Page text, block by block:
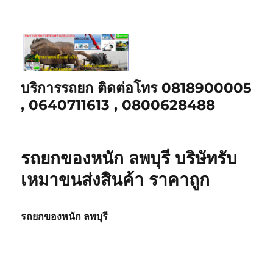
บริการรถยก ติดต่อโทร 0818900005
, 0640711613 , 0800628488
รถยกของหนัก ลพบุรี บริษัทรับ
เหมาขนส่งสินค้า ราคาถูก
รถยกของหนัก ลพบุรี